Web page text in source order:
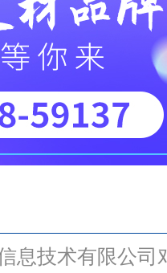
息技术有限公